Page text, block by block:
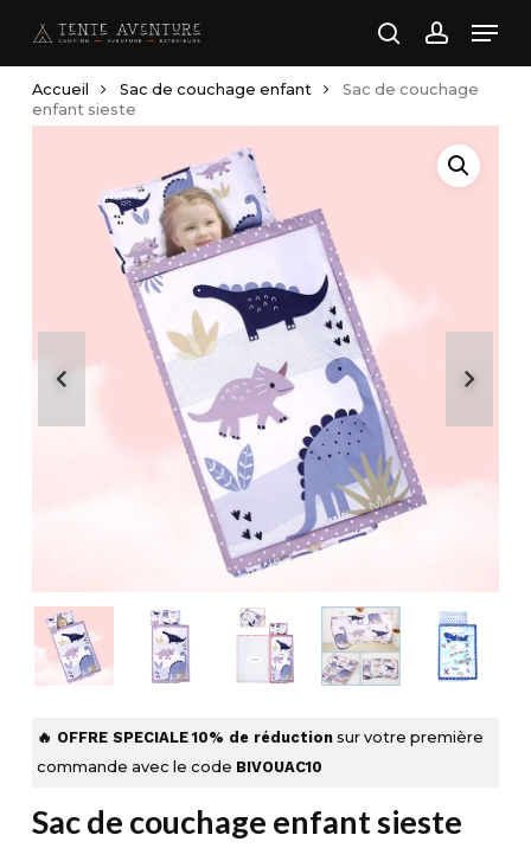
main
content
search
Accueil Sac de couchage enfant
Sac de couchage
enfant sieste
🔥 OFFRE SPECIALE 10% de réduction sur votre première
commande avec le code BIVOUAC10
Sac de couchage enfant sieste